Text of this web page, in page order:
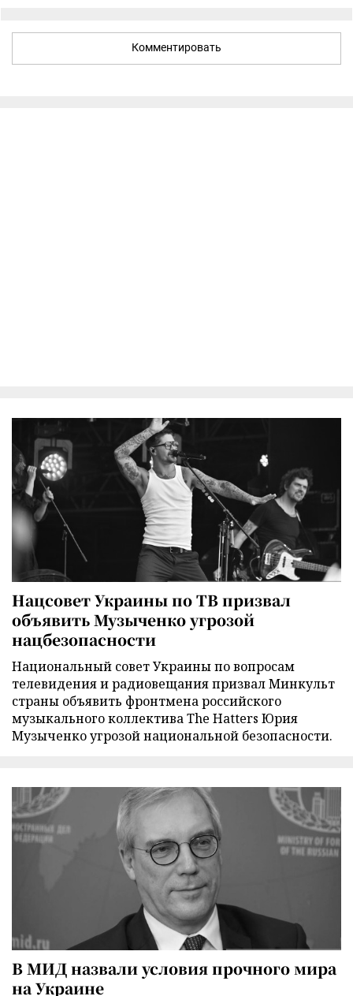
Комментировать
Нацсовет Украины по ТВ призвал
объявить Музыченко угрозой
нацбезопасности
Национальный совет Украины по вопросам
телевидения и радиовещания призвал Минкульт
страны объявить фронтмена российского
музыкального коллектива The Hatters Юрия
Музыченко угрозой национальной безопасности.
В МИД назвали условия прочного мира
на Украине